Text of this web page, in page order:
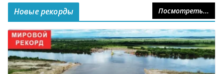
Новые рекорды Посмотреть...